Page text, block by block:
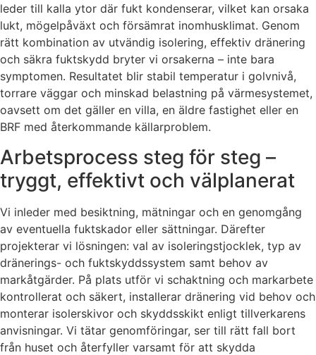
leder till kalla ytor där fukt kondenserar, vilket kan orsaka
lukt, mögelpåväxt och försämrat inomhusklimat. Genom
rätt kombination av utvändig isolering, effektiv dränering
och säkra fuktskydd bryter vi orsakerna – inte bara
symptomen. Resultatet blir stabil temperatur i golvnivå,
torrare väggar och minskad belastning på värmesystemet,
oavsett om det gäller en villa, en äldre fastighet eller en
BRF med återkommande källarproblem.
Arbetsprocess steg för steg –
tryggt, effektivt och välplanerat
Vi inleder med besiktning, mätningar och en genomgång
av eventuella fuktskador eller sättningar. Därefter
projekterar vi lösningen: val av isoleringstjocklek, typ av
dränerings- och fuktskyddssystem samt behov av
markåtgärder. På plats utför vi schaktning och markarbete
kontrollerat och säkert, installerar dränering vid behov och
monterar isolerskivor och skyddsskikt enligt tillverkarens
anvisningar. Vi tätar genomföringar, ser till rätt fall bort
från huset och återfyller varsamt för att skydda